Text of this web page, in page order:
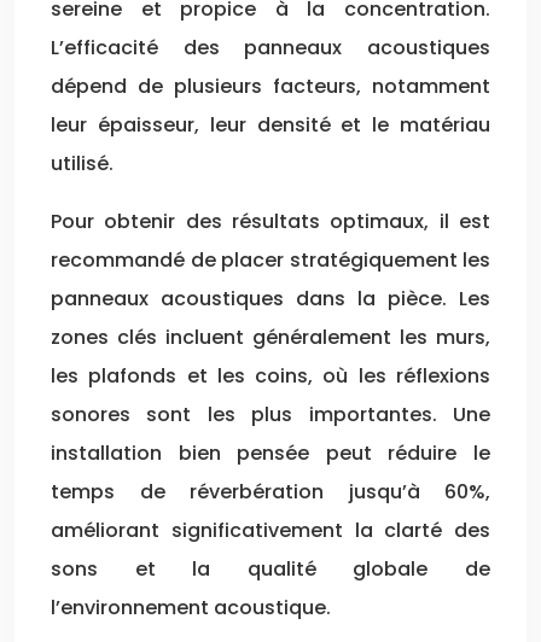
sereine et propice à la concentration.
L’efficacité des panneaux acoustiques
dépend de plusieurs facteurs, notamment
leur épaisseur, leur densité et le matériau
utilisé.
Pour obtenir des résultats optimaux, il est
recommandé de placer stratégiquement les
panneaux acoustiques dans la pièce. Les
zones clés incluent généralement les murs,
les plafonds et les coins, où les réflexions
sonores sont les plus importantes. Une
installation bien pensée peut réduire le
temps de réverbération jusqu’à 60%,
améliorant significativement la clarté des
sons et la qualité globale de
l’environnement acoustique.